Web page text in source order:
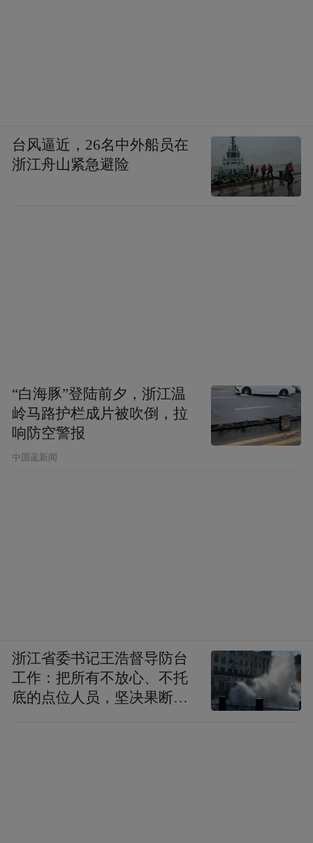
台风逼近，26名中外船员在
浙江舟山紧急避险
“白海豚”登陆前夕，浙江温
岭马路护栏成片被吹倒，拉
响防空警报
中国蓝新闻
浙江省委书记王浩督导防台
工作：把所有不放心、不托
底的点位人员，坚决果断转